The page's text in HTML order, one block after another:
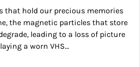
that hold our precious memories
the magnetic particles that store
leading to a loss of picture
a worn VHS…